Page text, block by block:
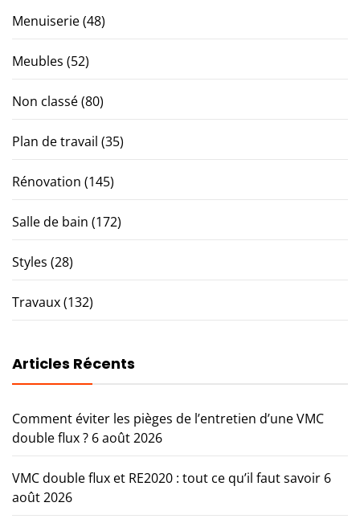
Menuiserie(48)
Meubles (52)
Non classé(80)
Plan de travail (35)
Rénovation (145)
Salle de bain (172)
Styles (28)
Travaux(132)
Articles Récents
Comment éviter les pièges de l’entretien d’une VMC
double flux ? 6 août 2026
VMC double flux et RE2020 : tout ce qu’il faut savoir 6
août 2026